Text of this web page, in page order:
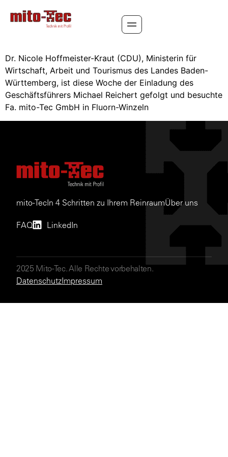
Dr. Nicole Hoffmeister-Kraut (CDU), Ministerin für
Wirtschaft, Arbeit und Tourismus des Landes Baden-
Württemberg, ist diese Woche der Einladung des
Geschäftsführers Michael Reichert gefolgt und besuchte
Fa. mito-Tec GmbH in Fluorn-Winzeln
mito-TecIn 4 Schritten zu Ihrem ReinraumÜber uns
FAQ LinkedIn
2025 Mito-Tec. Alle Rechte vorbehalten.
DatenschutzImpressum